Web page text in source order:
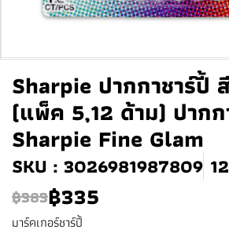
Sharpie ปากกาชาร์ปี้
(แพ็ค 5,12 ด้าม) ปากก
Sharpie Fine Glam
SKU : 3026981987809
฿383฿335
มาร์คเกอร์ชาร์ปี้